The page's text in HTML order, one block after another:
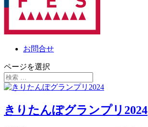
お問合せ
ページを選択
きりたんぽグランプリ2024